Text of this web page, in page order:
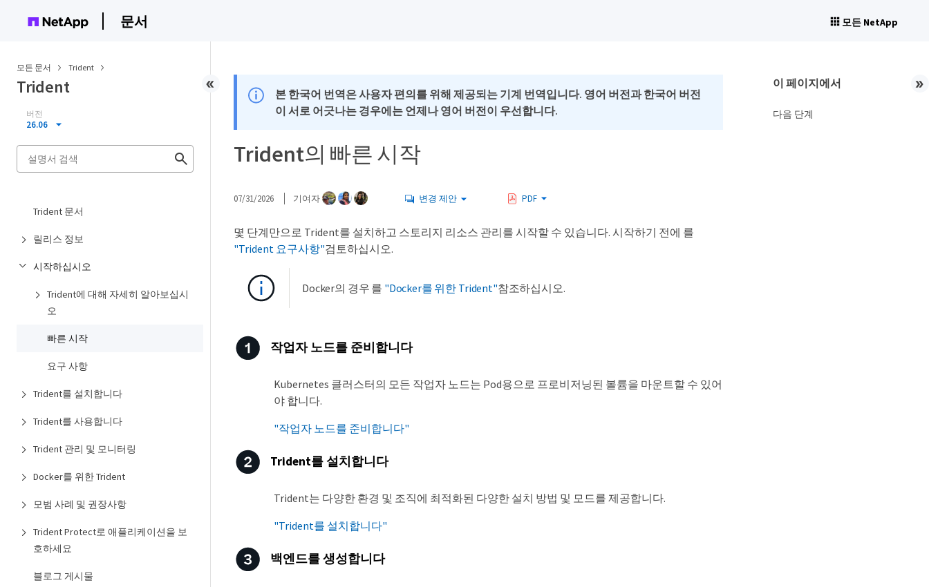
문서 모든 NetApp
모든 문서 Trident
Trident
버전
26.06
Trident 문서
릴리스 정보
시작하십시오
Trident에 대해 자세히 알아보십시
오
빠른 시작
요구 사항
Trident를 설치합니다
Trident를 사용합니다
Trident 관리 및 모니터링
Docker를 위한 Trident
모범 사례 및 권장사항
Trident Protect로 애플리케이션을 보
호하세요
블로그 게시물
본 한국어 번역은 사용자 편의를 위해 제공되는 기계 번역입니다. 영어 버전과 한국어 버전
이 서로 어긋나는 경우에는 언제나 영어 버전이 우선합니다.
Trident의 빠른 시작
07/31/2026 기여자 변경 제안 PDF
몇 단계만으로 Trident를 설치하고 스토리지 리소스 관리를 시작할 수 있습니다. 시작하기 전에 를
"Trident 요구사항"검토하십시오.
Docker의 경우 를 "Docker를 위한 Trident"참조하십시오.
작업자 노드를 준비합니다
Kubernetes 클러스터의 모든 작업자 노드는 Pod용으로 프로비저닝된 볼륨을 마운트할 수 있어
야 합니다.
"작업자 노드를 준비합니다"
Trident를 설치합니다
Trident는 다양한 환경 및 조직에 최적화된 다양한 설치 방법 및 모드를 제공합니다.
"Trident를 설치합니다"
백엔드를 생성합니다
이 페이지에서
다음 단계